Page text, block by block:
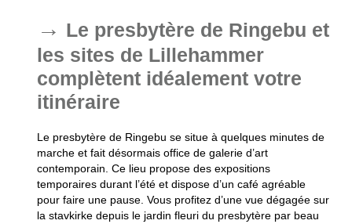
Le presbytère de Ringebu et
les sites de Lillehammer
complètent idéalement votre
itinéraire
Le presbytère de Ringebu se situe à quelques minutes de
marche et fait désormais office de galerie d’art
contemporain. Ce lieu propose des expositions
temporaires durant l’été et dispose d’un café agréable
pour faire une pause. Vous profitez d’une vue dégagée sur
la stavkirke depuis le jardin fleuri du presbytère par beau